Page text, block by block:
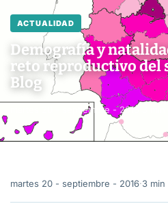
ACTUALIDAD
Demografía y
reto reproductivo del
Blog
martes 20 - septiembre - 2016
martes 20 - septiembre - 2016·3